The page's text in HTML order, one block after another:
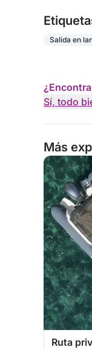
Salida en
Sí, todo
Más
Ruta